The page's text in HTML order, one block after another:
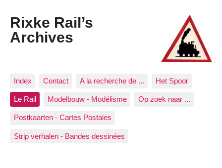
Rixke Rail’s
Archives
Index Contact A la recherche de ... Het Spoor
Le Rail Modelbouw - Modélisme Op zoek naar ...
Postkaarten - Cartes Postales
Strip verhalen - Bandes dessinées